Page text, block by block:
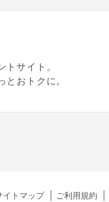
トサイト。
とおトクに。
イトマップ ご利用規約